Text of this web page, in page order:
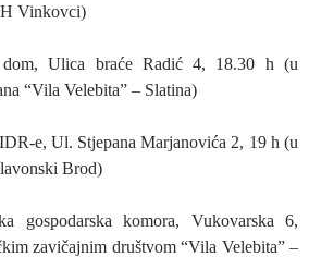
Vinkovci)
Ulica braće Radić 4, 18.30 h (u
“Vila Velebita” – Slatina)
e, Ul. Stjepana Marjanovića 2, 19 h (u
Brod)
gospodarska komora, Vukovarska 6,
zavičajnim društvom “Vila Velebita” –